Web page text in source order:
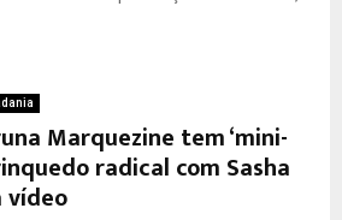
Marquezine tem ‘mini-
radical com Sasha
vídeo